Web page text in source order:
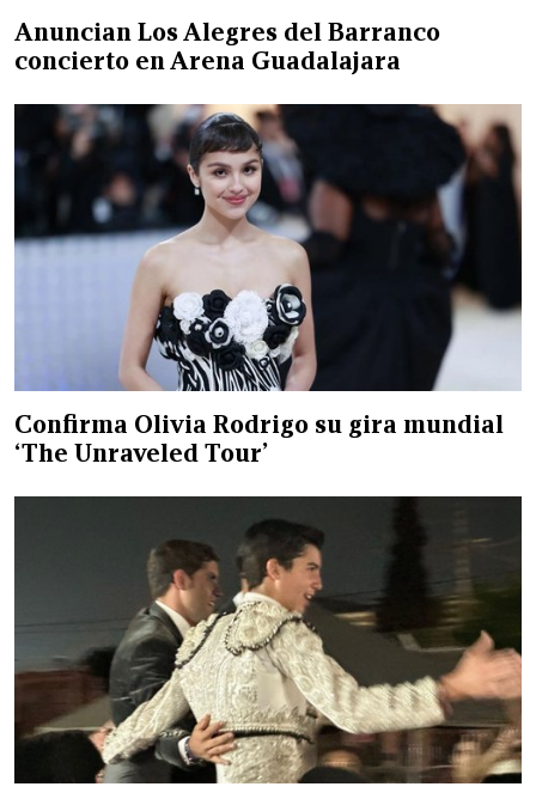
Anuncian Los Alegres del Barranco
concierto en Arena Guadalajara
Confirma Olivia Rodrigo su gira mundial
‘The Unraveled Tour’